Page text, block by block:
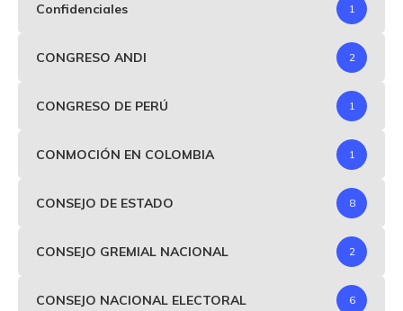
Confidenciales 1
CONGRESO ANDI 2
CONGRESO DE PERÚ 1
CONMOCIÓN EN COLOMBIA 1
CONSEJO DE ESTADO 8
CONSEJO GREMIAL NACIONAL 2
CONSEJO NACIONAL ELECTORAL 6